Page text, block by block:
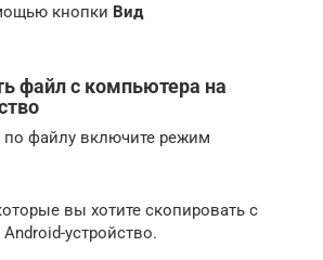
кнопки Вид
файл с компьютера на
файлу включите режим
вы хотите скопировать с
устройство.